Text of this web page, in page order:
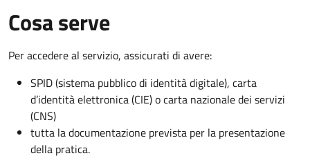
Cosa serve
Per accedere al servizio, assicurati di avere:
SPID (sistema pubblico di identità digitale), carta
d’identità elettronica (CIE) o carta nazionale dei servizi
(CNS)
tutta la documentazione prevista per la presentazione
della pratica.